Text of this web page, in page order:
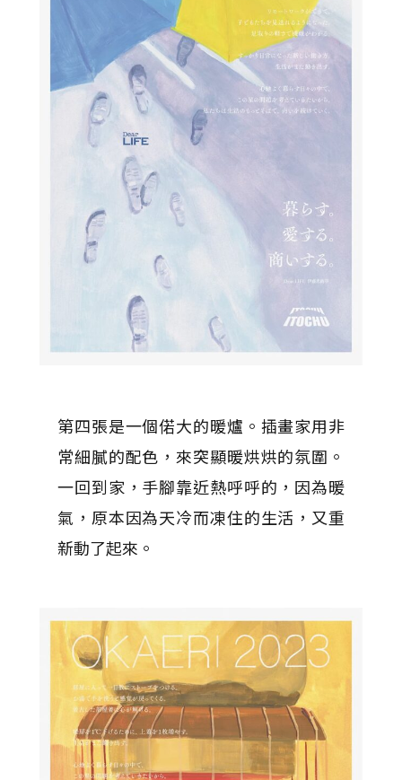
第四張是一個偌大的暖爐。插畫家用非
常細膩的配色，來突顯暖烘烘的氛圍。
一回到家，手腳靠近熱呼呼的，因為暖
氣，原本因為天冷而凍住的生活，又重
新動了起來。